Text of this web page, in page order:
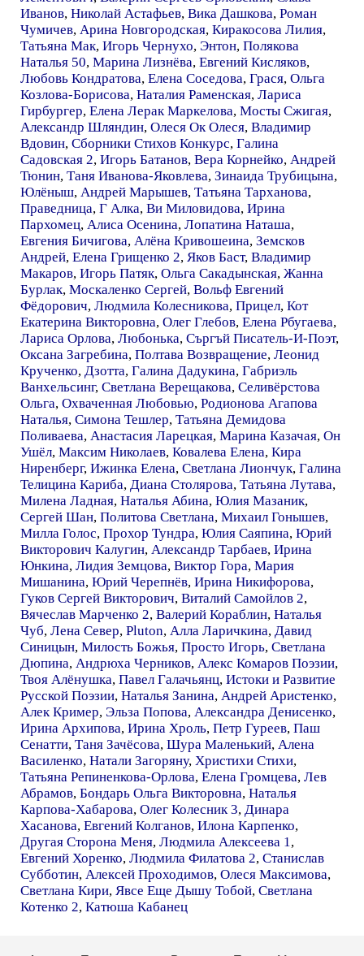
Иванов, Николай Астафьев, Вика Дашкова, Роман
Чумичев, Арина Новгородская, Киракосова Лилия,
Татьяна Мак, Игорь Чернухо, Энтон, Полякова
Наталья 50, Марина Лизнёва, Евгений Кисляков,
Любовь Кондратова, Елена Соседова, Грася, Ольга
Козлова-Борисова, Наталия Раменская, Лариса
Гирбургер, Елена Лерак Маркелова, Мосты Сжигая,
Александр Шляндин, Олеся Ок Олеся, Владимир
Вдовин, Сборники Стихов Конкурс, Галина
Садовская 2, Игорь Батанов, Вера Корнейко, Андрей
Тюнин, Таня Иванова-Яковлева, Зинаида Трубицына,
Юлёныш, Андрей Марышев, Татьяна Тарханова,
Праведница, Г Алка, Ви Миловидова, Ирина
Пархомец, Алиса Осенина, Лопатина Наташа,
Евгения Бичигова, Алёна Кривошеина, Земсков
Андрей, Елена Грищенко 2, Яков Баст, Владимир
Макаров, Игорь Патяк, Ольга Сакадынская, Жанна
Бурлак, Москаленко Сергей, Вольф Евгений
Фёдорович, Людмила Колесникова, Прицел, Кот
Екатерина Викторовна, Олег Глебов, Елена Рбугаева,
Лариса Орлова, Любонька, Съргъй Писатель-И-Поэт,
Оксана Загребина, Полтава Возвращение, Леонид
Крученко, Дзотта, Галина Дадукина, Габриэль
Ванхельсинг, Светлана Верещакова, Селивёрстова
Ольга, Охваченная Любовью, Родионова Агапова
Наталья, Симона Тешлер, Татьяна Демидова
Поливаева, Анастасия Ларецкая, Марина Казачая, Он
Ушёл, Максим Николаев, Ковалева Елена, Кира
Ниренберг, Ижинка Елена, Светлана Лиончук, Галина
Телицина Кариба, Диана Столярова, Татьяна Лутава,
Милена Ладная, Наталья Абина, Юлия Мазаник,
Сергей Шан, Политова Светлана, Михаил Гонышев,
Милла Голос, Прохор Тундра, Юлия Саяпина, Юрий
Викторович Калугин, Александр Тарбаев, Ирина
Юнкина, Лидия Земцова, Виктор Гора, Мария
Мишанина, Юрий Черепнёв, Ирина Никифорова,
Гуков Сергей Викторович, Виталий Самойлов 2,
Вячеслав Марченко 2, Валерий Кораблин, Наталья
Чуб, Лена Север, Pluton, Алла Ларичкина, Давид
Синицын, Милость Божья, Просто Игорь, Светлана
Дюпина, Андрюха Черников, Алекс Комаров Поэзии,
Твоя Алёнушка, Павел Галачьянц, Истоки и Развитие
Русской Поэзии, Наталья Занина, Андрей Аристенко,
Алек Кример, Эльза Попова, Александра Денисенко,
Ирина Архипова, Ирина Хроль, Петр Гуреев, Паш
Сенатти, Таня Зачёсова, Шура Маленький, Алена
Василенко, Натали Загоряну, Христихи Стихи,
Татьяна Репиненкова-Орлова, Елена Громцева, Лев
Абрамов, Бондарь Ольга Викторовна, Наталья
Карпова-Хабарова, Олег Колесник 3, Динара
Хасанова, Евгений Колганов, Илона Карпенко,
Другая Сторона Меня, Людмила Алексеева 1,
Евгений Хоренко, Людмила Филатова 2, Станислав
Субботин, Алексей Проходимов, Олеся Максимова,
Светлана Кири, Явсе Еще Дышу Тобой, Светлана
Котенко 2, Катюша Кабанец